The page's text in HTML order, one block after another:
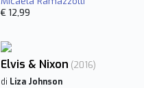
€ 12,99
Elvis & Nixon (2016)
di Liza Johnson